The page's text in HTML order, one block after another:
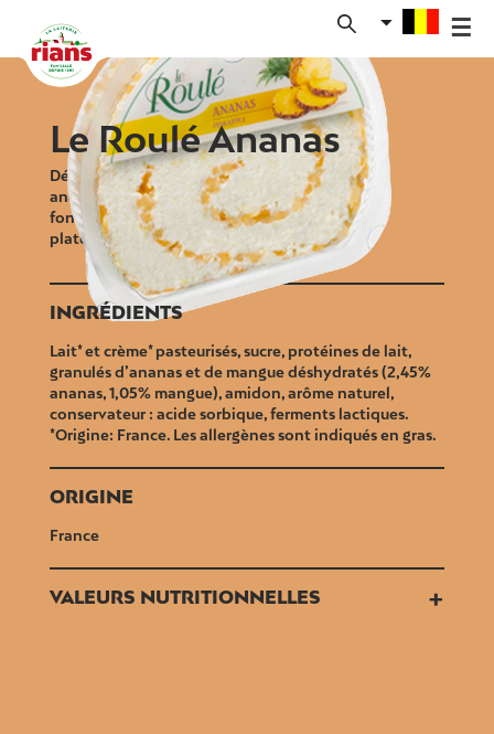
content
Le Roulé Ananas
Dégustez la saveur exotique du Roulé
ananas, une spécialité fromagère fraiche et
fondante à tartiner, à déguster sur un
plateau ou encore à cuisiner.
INGRÉDIENTS
Lait* et crème* pasteurisés, sucre, protéines de lait,
granulés d’ananas et de mangue déshydratés (2,45%
ananas, 1,05% mangue), amidon, arôme naturel,
conservateur : acide sorbique, ferments lactiques.
*Origine: France. Les allergènes sont indiqués en gras.
ORIGINE
France
VALEURS NUTRITIONNELLES +